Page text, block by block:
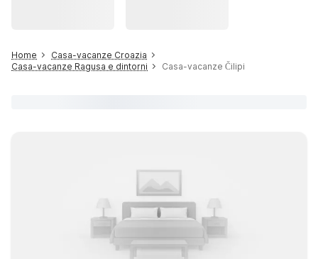
Home
Casa-vacanze Croazia
Casa-vacanze Ragusa e dintorni
Casa-vacanze Čilipi